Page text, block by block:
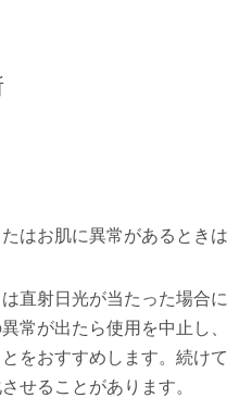
はお肌に異常があるときは
直射日光が当たった場合に
常が出たら使用を中止し、
をおすすめします。続けて
せることがあります。